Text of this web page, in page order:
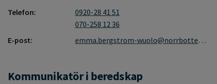
Telefon:
0920-28 41 51
070-258 12 36
E-post:
emma.bergstrom-wuolo@norrbotten.se
Kommunikatör i beredskap